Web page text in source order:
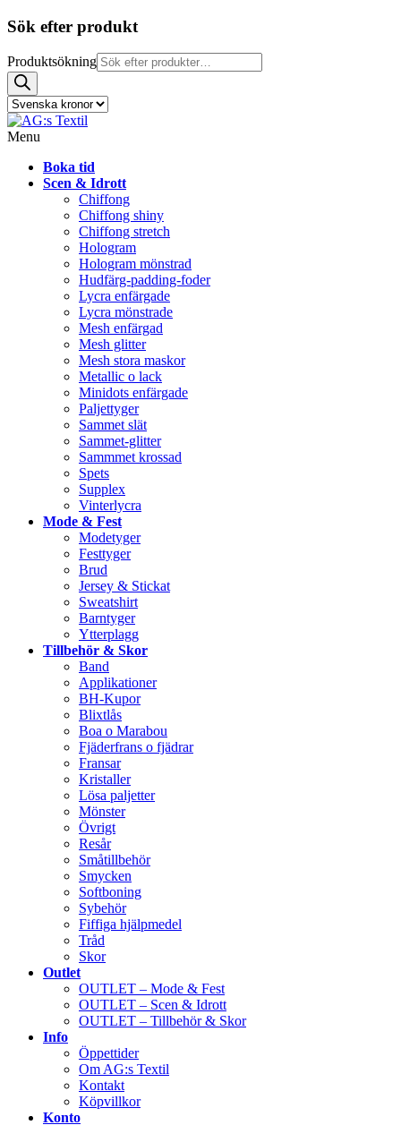
Sök efter produkt
Produktsökning
Menu
Boka tid
Scen & Idrott
Chiffong
Chiffong shiny
Chiffong stretch
Hologram
Hologram mönstrad
Hudfärg-padding-foder
Lycra enfärgade
Lycra mönstrade
Mesh enfärgad
Mesh glitter
Mesh stora maskor
Metallic o lack
Minidots enfärgade
Paljettyger
Sammet slät
Sammet-glitter
Sammmet krossad
Spets
Supplex
Vinterlycra
Mode & Fest
Modetyger
Festtyger
Brud
Jersey & Stickat
Sweatshirt
Barntyger
Ytterplagg
Tillbehör & Skor
Band
Applikationer
BH-Kupor
Blixtlås
Boa o Marabou
Fjäderfrans o fjädrar
Fransar
Kristaller
Lösa paljetter
Mönster
Övrigt
Resår
Småtillbehör
Smycken
Softboning
Sybehör
Fiffiga hjälpmedel
Tråd
Skor
Outlet
OUTLET – Mode & Fest
OUTLET – Scen & Idrott
OUTLET – Tillbehör & Skor
Info
Öppettider
Om AG:s Textil
Kontakt
Köpvillkor
Konto